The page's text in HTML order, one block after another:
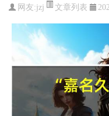
网友:jzj 文章列表